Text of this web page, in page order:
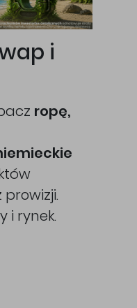
i
ropę,
i rynek.